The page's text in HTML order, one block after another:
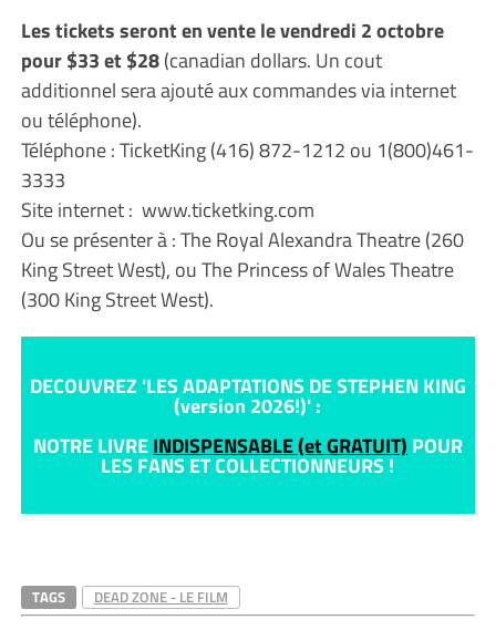
Les tickets seront en vente le vendredi 2 octobre
pour $33 et $28(canadian dollars. Un cout
additionnel sera ajouté aux commandes via internet
ou téléphone).
Téléphone : TicketKing (416) 872-1212 ou 1(800)461-
3333
Site internet : www.ticketking.com
Ou se présenter à : The Royal Alexandra Theatre (260
King Street West), ou The Princess of Wales Theatre
(300 King Street West).
DECOUVREZ 'LES ADAPTATIONS DE STEPHEN KING
(version 2026!)' :
NOTRE LIVREINDISPENSABLE (et GRATUIT) POUR
LES FANS ET COLLECTIONNEURS !
TAGS DEAD ZONE - LE FILM